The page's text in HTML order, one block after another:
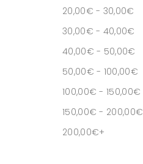
20,00€ - 30,00€
30,00€ - 40,00€
40,00€ - 50,00€
50,00€ - 100,00€
100,00€ -150,00€
150,00€ - 200,00€
200,00€+